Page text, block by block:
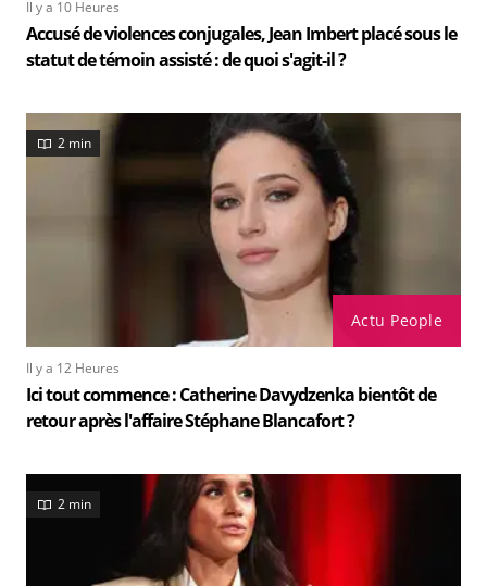
Il y a 10 Heures
Accusé de violences conjugales, Jean Imbert placé sous le
statut de témoin assisté : de quoi s'agit-il ?
Actu People
2 min
Il y a 12 Heures
Ici tout commence : Catherine Davydzenka bientôt de
retour après l'affaire Stéphane Blancafort ?
2 min